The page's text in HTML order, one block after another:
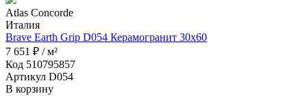
Atlas Concorde
Италия
Brave Earth Grip D054 Керамогранит 30x60
7 651 ₽ / м²
Код 510795857
Артикул D054
В корзину